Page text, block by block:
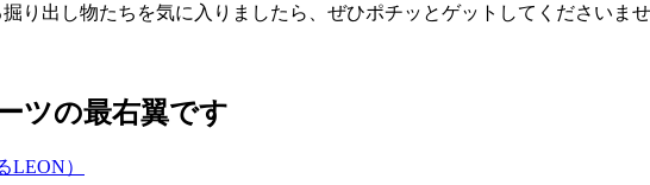
り出し物たちを気に入りましたら、ぜひポチッとゲットしてくださいませ
ツの最右翼です